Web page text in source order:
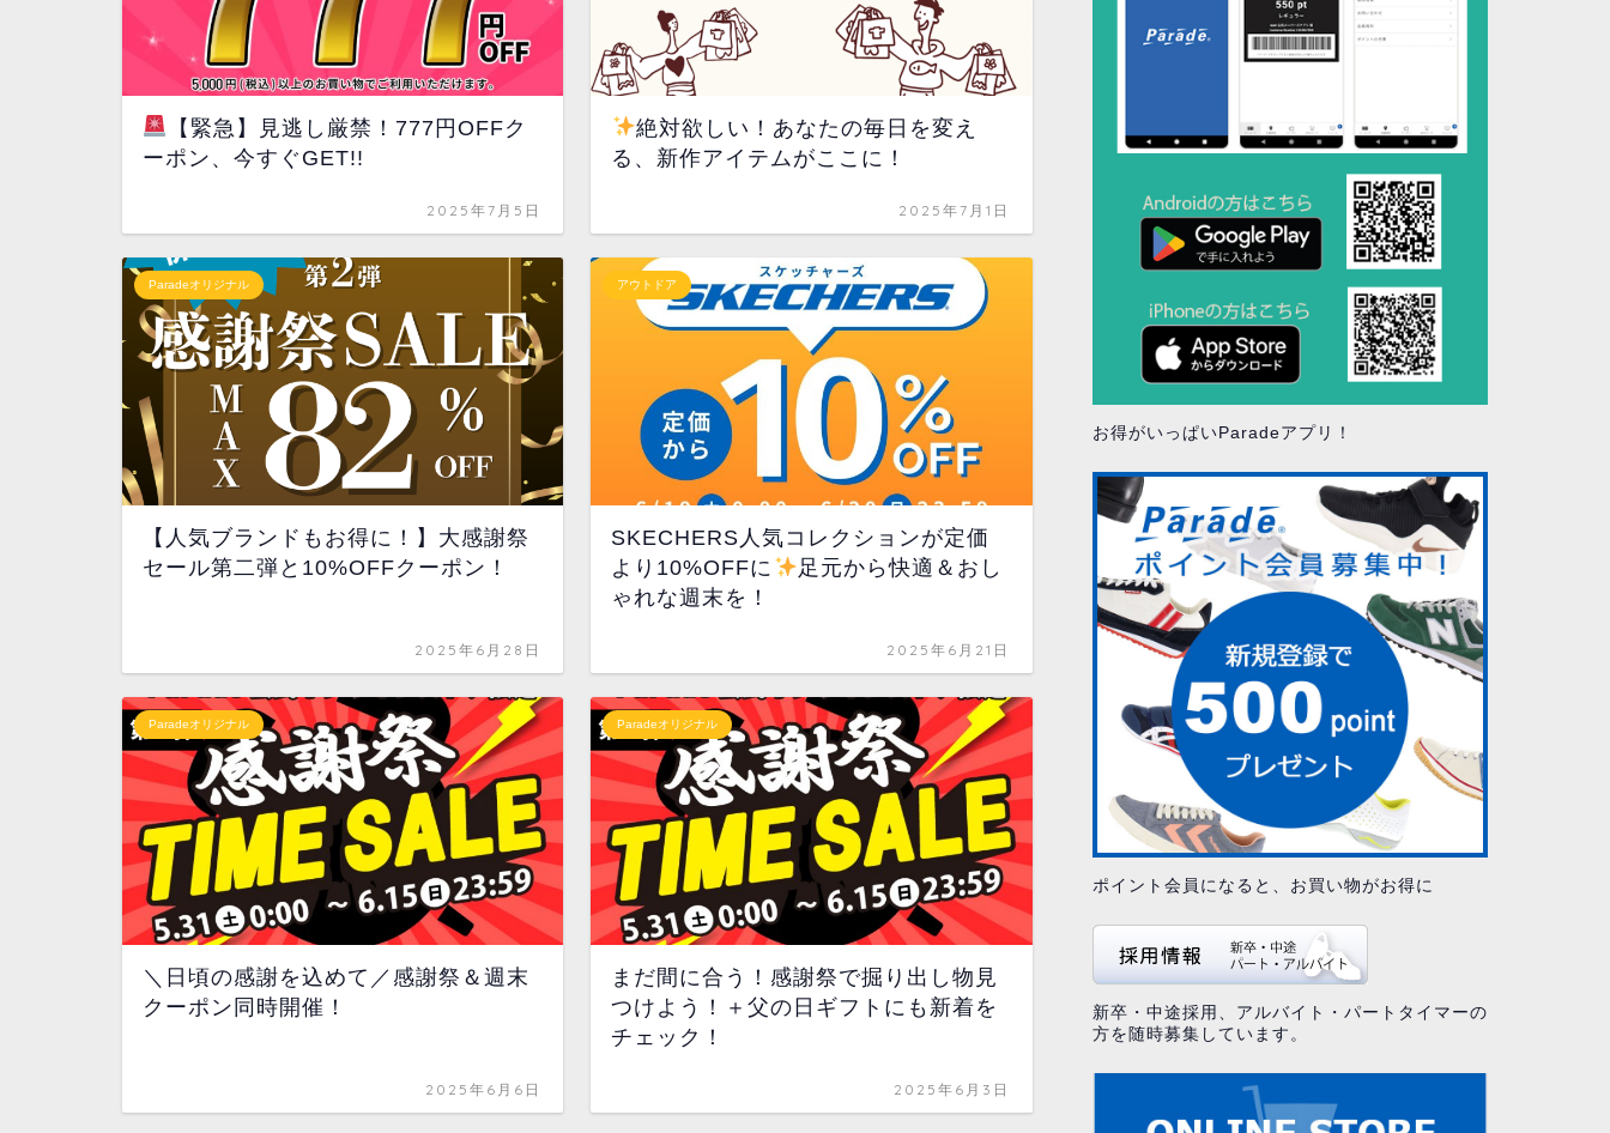
【緊急】見逃し厳禁！777円OFFク
ーポン、今すぐGET!!
2025年7月5日
絶対欲しい！あなたの毎日を変え
る、新作アイテムがここに！
2025年7月1日
Paradeオリジナル
【人気ブランドもお得に！】大感謝祭
セール第二弾と10%OFFクーポン！
2025年6月28日
アウトドア
SKECHERS人気コレクションが定価
より10%OFFに
足元から快適＆おし
ゃれな週末を！
2025年6月21日
Paradeオリジナル
＼日頃の感謝を込めて／感謝祭＆週末
クーポン同時開催！
2025年6月6日
Paradeオリジナル
まだ間に合う！感謝祭で掘り出し物見
つけよう！＋父の日ギフトにも新着を
チェック！
2025年6月3日
お得がいっぱいParadeアプリ！
ポイント会員になると、お買い物がお得に
新卒・中途採用、アルバイト・パートタイマーの
方を随時募集しています。